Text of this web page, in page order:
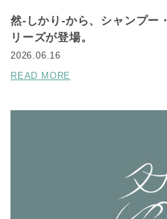
然-しかり-から、シャンプー
リーズが登場。
2026.06.16
READ MORE